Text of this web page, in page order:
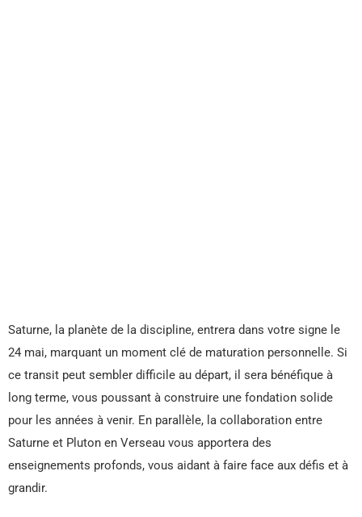
Saturne, la planète de la discipline, entrera dans votre signe le
24 mai, marquant un moment clé de maturation personnelle. Si
ce transit peut sembler difficile au départ, il sera bénéfique à
long terme, vous poussant à construire une fondation solide
pour les années à venir. En parallèle, la collaboration entre
Saturne et Pluton en Verseau vous apportera des
enseignements profonds, vous aidant à faire face aux défis et à
grandir.